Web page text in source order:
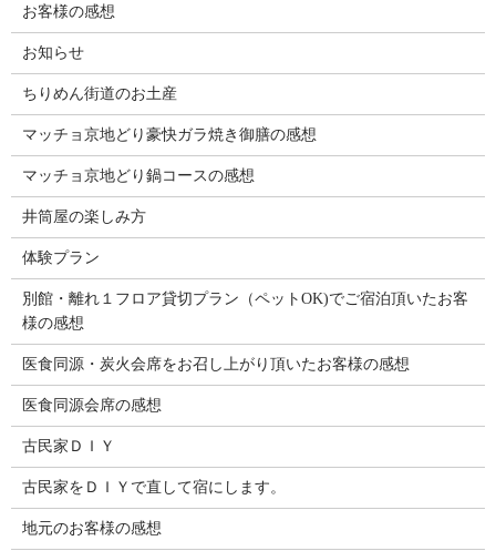
お客様の感想
お知らせ
ちりめん街道のお土産
マッチョ京地どり豪快ガラ焼き御膳の感想
マッチョ京地どり鍋コースの感想
井筒屋の楽しみ方
体験プラン
別館・離れ１フロア貸切プラン（ペットOK)でご宿泊頂いたお客
様の感想
医食同源・炭火会席をお召し上がり頂いたお客様の感想
医食同源会席の感想
古民家ＤＩＹ
古民家をＤＩＹで直して宿にします。
地元のお客様の感想